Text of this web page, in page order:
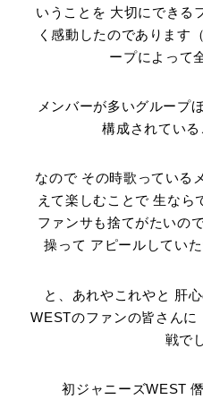
いうことを 大切にできる
く感動したのであります
ープによって
メンバーが多いグループ
構成されてい
なので その時歌っている
えて楽しむことで 生なら
ファンサも捨てがたいの
操って アピールしてい
と、あれやこれやと 肝
WESTのファンの皆さん
戦で
初ジャニーズWEST